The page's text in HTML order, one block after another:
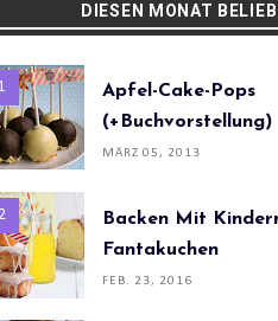
DIESEN MONAT
Apfel-Cake-Pops
(+Buchvorstellung)
MÄRZ 05, 2013
Backen Mit
Fantakuchen
FEB. 23, 2016